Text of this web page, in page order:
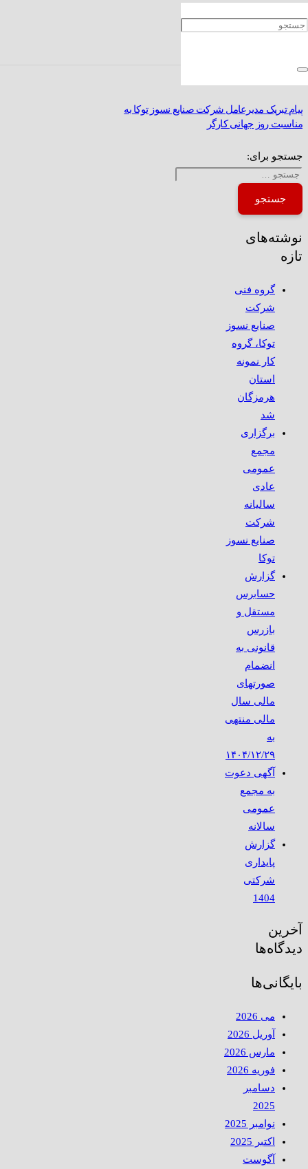
پیام تبریک مدیرعامل شرکت صنایع نسوز توکا به
مناسبت روز جهانی کارگر
جستجو برای:
نوشته‌های
تازه
گروه فنی
شرکت
صنایع نسوز
توکا، گروه
کار نمونه
استان
هرمزگان
شد
برگزاری
مجمع
عمومی
عادی
سالیانه
شرکت
صنایع نسوز
توکا
گزارش
حسابرس
مستقل و
بازرس
قانونی به
انضمام
صورتهای
مالی سال
مالی منتهی
به
۱۴۰۴/۱۲/۲۹
آگهی دعوت
به مجمع
عمومی
سالانه
گزارش
پایداری
شرکتی
1404
آخرین
دیدگاه‌ها
بایگانی‌ها
می 2026
آوریل 2026
مارس 2026
فوریه 2026
دسامبر
2025
نوامبر 2025
اکتبر 2025
آگوست